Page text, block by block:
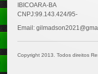
IBICOARA-BA
CNPJ:99.143.424/95-
Email:
Copyright 2013. Todos direitos